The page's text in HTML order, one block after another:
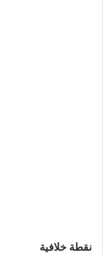
نقطة خلافية